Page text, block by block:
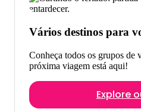
Vários destinos para
Conheça todos os grupos de
próxima viagem está aqui!
Explore